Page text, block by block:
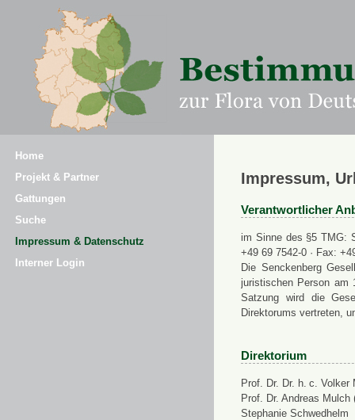
Home
Projekt & Partner
Gattungen
Suche
Impressum & Datenschutz
Interner Login
Impressum,
Verantwortlicher
im Sinne des §5 TMG:
+49 69 7542-0 · Fax:
Die Senckenberg
juristischen Person am
Satzung wird die
Direktorums vertreten,
Direktorium
Prof. Dr. Dr. h. c. Volker
Prof. Dr. Andreas
Stephanie Schwedhelm